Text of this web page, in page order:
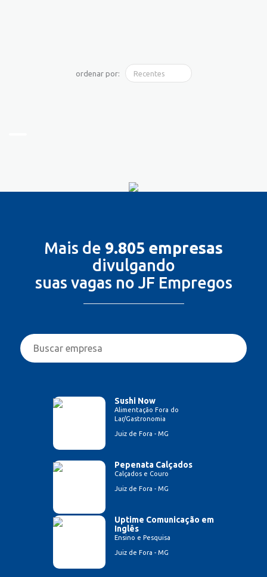
ordenar por:
Mais de 9.805 empresas
divulgando
suas vagas no JF Empregos
Sushi Now
Alimentação Fora do
Lar/Gastronomia
Juiz de Fora - MG
Pepenata Calçados
Calçados e Couro
Juiz de Fora - MG
Uptime Comunicação em
Inglês
Ensino e Pesquisa
Juiz de Fora - MG